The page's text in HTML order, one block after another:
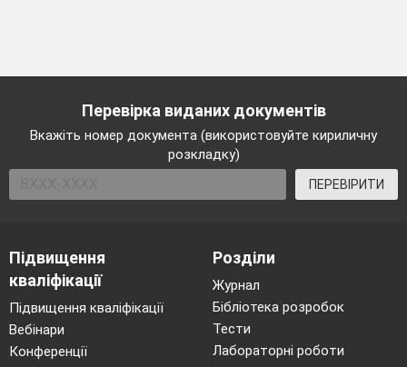
Перевірка виданих документів
Вкажіть номер документа (використовуйте кириличну
розкладку)
ПЕРЕВІРИТИ
Підвищення
кваліфікації
Підвищення кваліфікації
Вебінари
Конференції
Розділи
Журнал
Бібліотека розробок
Тести
Лабораторні роботи